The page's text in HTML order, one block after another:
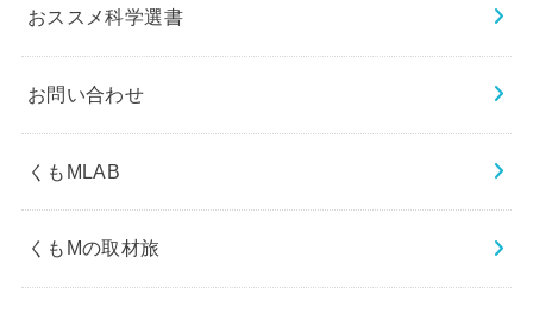
おススメ科学選書
お問い合わせ
くもMLAB
くもMの取材旅